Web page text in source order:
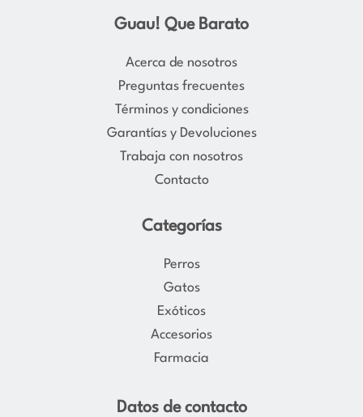
s
t
a
r
a
m
c
e
b
o
k
Guau! Que Barato
Acerca de nosotros
Preguntas frecuentes
Términos y condiciones
Garantías y Devoluciones
Trabaja con nosotros
Contacto
Categorías
Perros
Gatos
Exóticos
Accesorios
Farmacia
Datos de contacto